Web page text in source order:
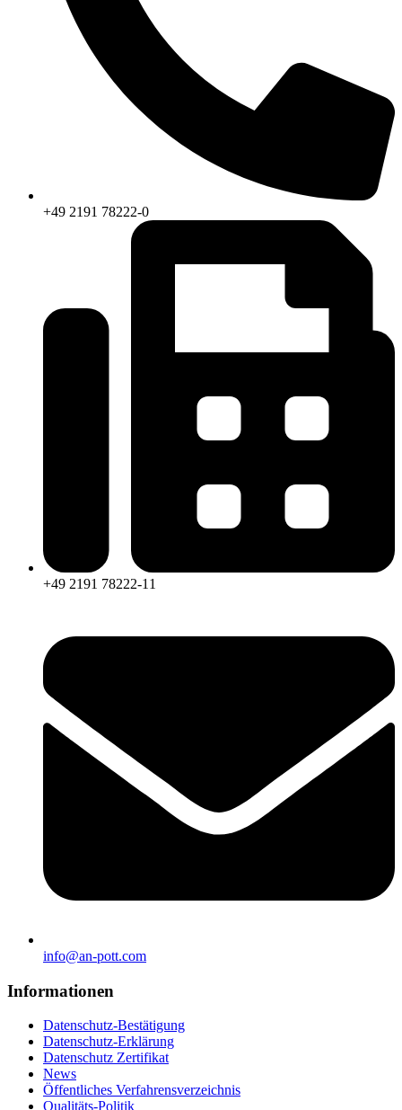
+49 2191 78222-0
+49 2191 78222-11
info@an-pott.com
Informationen
Datenschutz-Bestätigung
Datenschutz-Erklärung
Datenschutz Zertifikat
News
Öffentliches Verfahrensverzeichnis
Qualitäts-Politik